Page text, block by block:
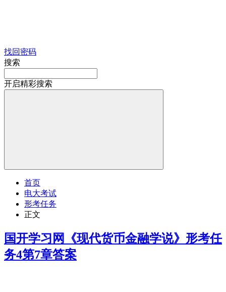
找回密码
搜索
开启精彩搜索
首页
电大考试
形考任务
正文
国开学习网《现代货币金融学说》形考任
务4第7章答案